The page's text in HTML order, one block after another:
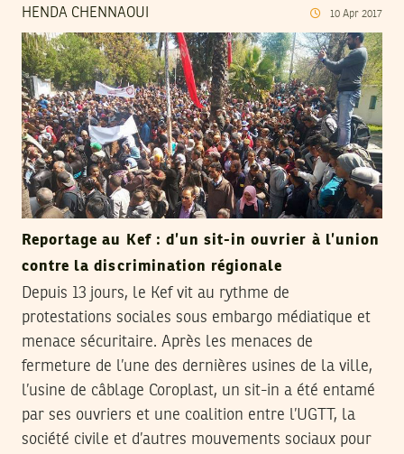
HENDA CHENNAOUI 10 Apr 2017
Reportage au Kef : d’un sit-in ouvrier à l’union
contre la discrimination régionale
Depuis 13 jours, le Kef vit au rythme de
protestations sociales sous embargo médiatique et
menace sécuritaire. Après les menaces de
fermeture de l’une des dernières usines de la ville,
l’usine de câblage Coroplast, un sit-in a été entamé
par ses ouvriers et une coalition entre l’UGTT, la
société civile et d’autres mouvements sociaux pour